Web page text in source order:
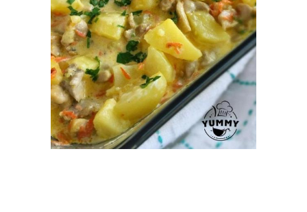
Запеканка из курицы Блюда из курицы
Запеченная курица
Курица с сырной
шапкой